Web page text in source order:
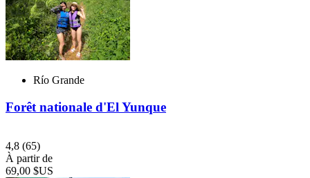
Río Grande
Forêt nationale d'El Yunque
4,8 (65)
À partir de
69,00 $US